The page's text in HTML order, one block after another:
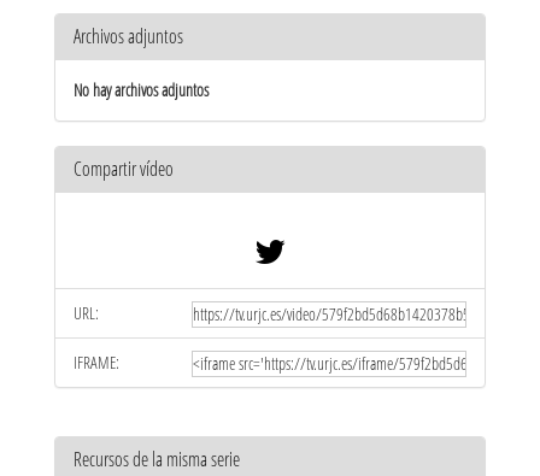
Archivos adjuntos
No hay archivos adjuntos
Compartir vídeo
URL:
IFRAME:
Recursos de la misma serie